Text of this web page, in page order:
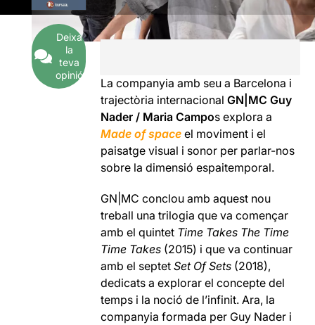
Deixa
la
teva
opinió
La companyia amb seu a Barcelona i
trajectòria internacional GN|MC Guy
Nader / Maria Campos explora a
Made of space el moviment i el
paisatge visual i sonor per parlar-nos
sobre la dimensió espaitemporal.
GN|MC conclou amb aquest nou
treball una trilogia que va començar
amb el quintet Time Takes The Time
Time Takes (2015) i que va continuar
amb el septetSet Of Sets (2018),
dedicats a explorar el concepte del
temps i la noció de l’infinit. Ara, la
companyia formada per Guy Nader i